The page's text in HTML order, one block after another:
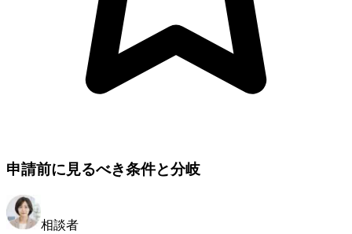
申請前に見るべき条件と分岐
相談者